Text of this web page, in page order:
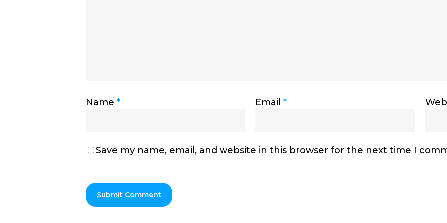
Name * Email *
Save my name, email, and website in this browser for the next time I